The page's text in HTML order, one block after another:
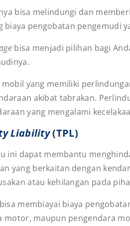
bisa melindungi dan
biaya pengobatan pengemudi
bisa menjadi pilihan bagi
yang memiliki
akibat tabrakan.
yang mengalami
Liability(TPL)
ini dapat membantu
yang berkaitan dengan
atau kehilangan pada
membiayai biaya
motor, maupun pengendara